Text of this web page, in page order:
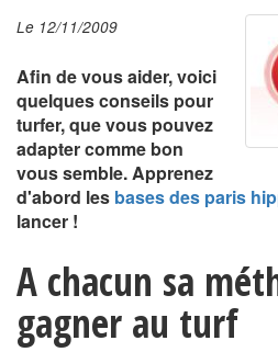
Le 12/11/2009
Afin de vous aider, voici
quelques conseils pour
turfer, que vous pouvez
adapter comme bon
vous semble. Apprenez
d'abord les bases des paris
lancer !
A chacun sa
gagner au turf